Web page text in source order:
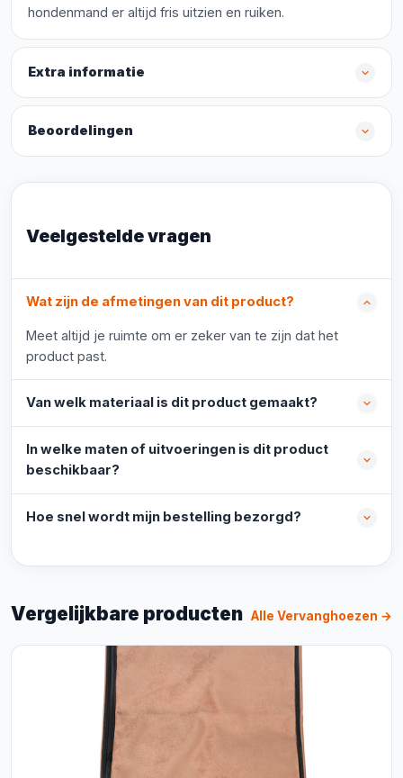
hondenmand er altijd fris uitzien en ruiken.
Extra informatie
Beoordelingen
Veelgestelde vragen
Wat zijn de afmetingen van dit product?
Meet altijd je ruimte om er zeker van te zijn dat het
product past.
Van welk materiaal is dit product gemaakt?
In welke maten of uitvoeringen is dit product
beschikbaar?
Hoe snel wordt mijn bestelling bezorgd?
Vergelijkbare producten Alle Vervanghoezen →